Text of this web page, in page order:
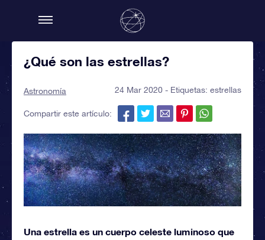
¿Qué son las estrellas?
Astronomía 24 Mar 2020 - Etiquetas: estrellas
Compartir este artículo:
Una estrella es un cuerpo celeste luminoso que